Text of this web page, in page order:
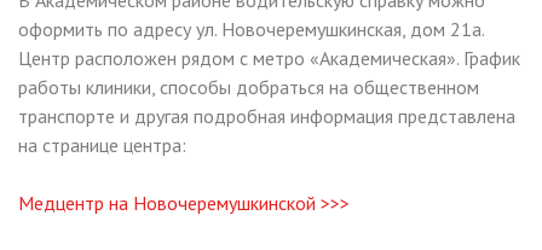
оформить по адресу ул. Новочеремушкинская, дом 21а.
Центр расположен рядом с метро «Академическая». График
работы клиники, способы добраться на общественном
транспорте и другая подробная информация представлена
на странице центра:
Медцентр на Новочеремушкинской >>>